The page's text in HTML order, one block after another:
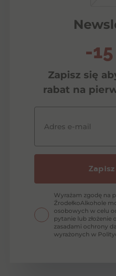
-15
Zapisz się
rabat na
Adres e-mail
Wyrażam zgodę na
ŹrodełkoAlkohole
osobowych w celu
pytanie lub złożenie
zasadami ochrony
wyrażonych w